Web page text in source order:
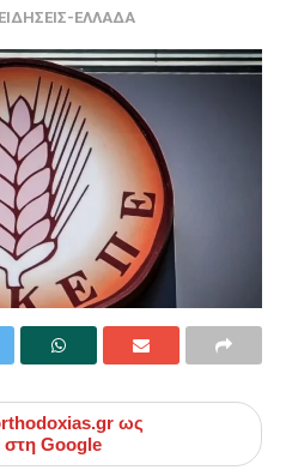
ΕΙΔΗΣΕΙΣ-ΕΛΛΑΔΑ
ως
Google